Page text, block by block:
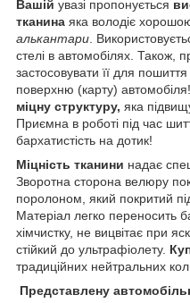
Вашій увазі пропонується
тканина яка володіє
алькантари.
стелі в автомобілях. Також,
застосовувати її для
поверхню (карту)
міцну структуру, яка
Приємна в роботі під час
бархатистість на дотик!
Міцність тканини надає
Зворотна сторона велюру
поролоном, який покритий
Матеріал легко переносить
хімчистку, не вицвітає при
стійкий до ультрафіолету.
традиційних нейтральних
Представлену